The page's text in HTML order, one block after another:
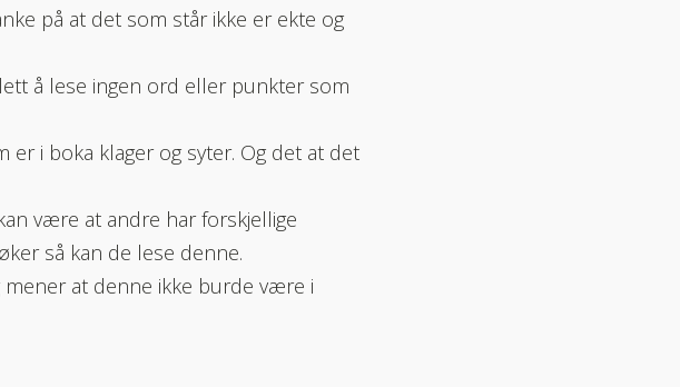
på at det som står ikke er ekte og
å lese ingen ord eller punkter som
er i boka klager og syter. Og det at det
være at andre har forskjellige
så kan de lese denne.
mener at denne ikke burde være i